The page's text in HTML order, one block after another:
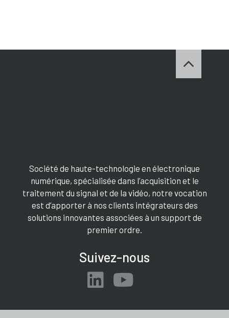
Société de haute-technologie en électronique
numérique, spécialisée dans l’acquisition et le
traitement du signal et de la vidéo, notre vocation
est d’apporter à nos clients intégrateurs des
solutions innovantes associées à un support de
premier ordre.
Suivez-nous